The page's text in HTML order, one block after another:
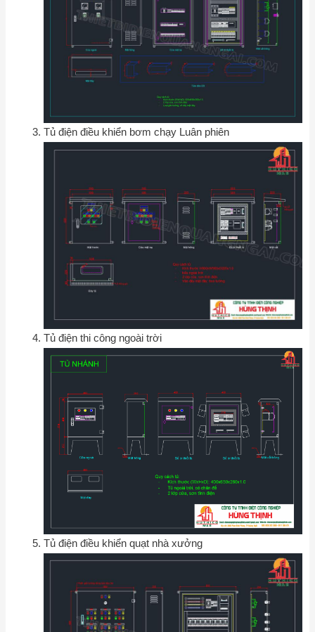
Tủ điện điều khiển bơm chạy Luân phiên
Tủ điện thi công ngoài trời
Tủ điện điều khiển quạt nhà xưởng